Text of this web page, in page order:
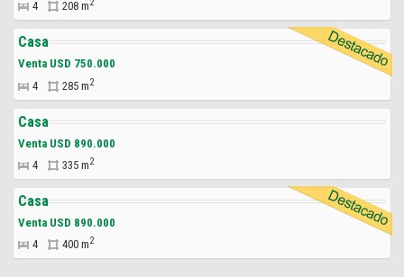
4
208 m
Casa
Venta USD 750.000
4
285 m2
Casa
Venta USD 890.000
4
335 m2
Casa
Venta USD 890.000
4
400 m2